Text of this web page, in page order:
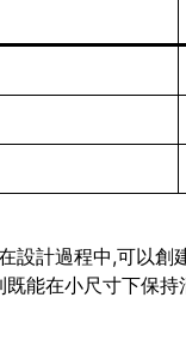
計過程中,可以
能在小尺寸下保